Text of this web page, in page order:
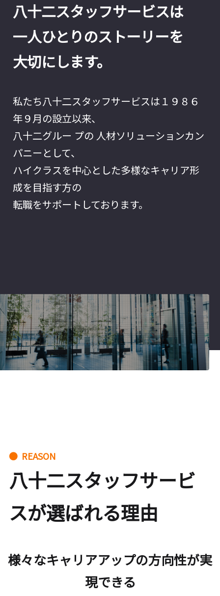
八十二スタッフサービスは
一人ひとりのストーリーを
大切にします。
私たち八十二スタッフサービスは１９８６
年９月の設立以来、
八十二グルー プの 人材ソリューションカン
パニーとして、
ハイクラスを中心とした多様なキャリア形
成を目指す方の
転職をサポートしております。
● REASON
八十二スタッフサービ
スが選ばれる理由
様々なキャリアアップの方向性が実
現できる